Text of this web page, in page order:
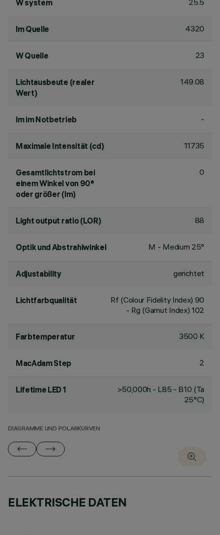
W system 25.5
lm Quelle 4320
W Quelle 23
Lichtausbeute (realer
Wert)
149.08
lm im Notbetrieb -
Maximale Intensität (cd) 11735
Gesamtlichtstrom bei
einem Winkel von 90°
oder größer (lm)
0
Light output ratio (LOR) 88
Optik und Abstrahlwinkel M - Medium 25°
Adjustability gerichtet
Lichtfarbqualität
Rf (Colour Fidelity Index) 90
- Rg (Gamut Index) 102
Farbtemperatur 3500 K
MacAdam Step 2
Lifetime LED 1
>50,000h - L85 - B10 (Ta
25°C)
DIAGRAMME UND POLARKURVEN
ELEKTRISCHE DATEN